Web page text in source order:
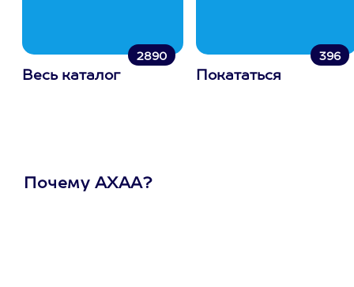
2890
Весь каталог
396
Покататься
Почему АХАА?